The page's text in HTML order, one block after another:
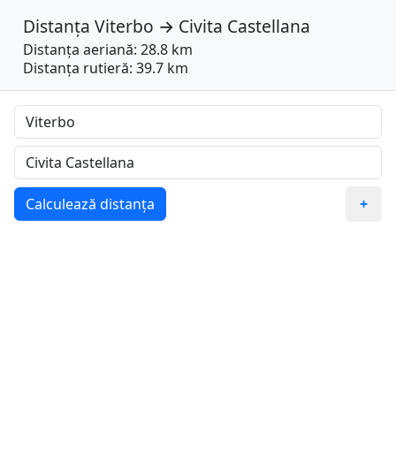
Distanța Viterbo → Civita Castellana
Distanța aeriană: 28.8 km
Distanța rutieră: 39.7 km
Calculează distanța +